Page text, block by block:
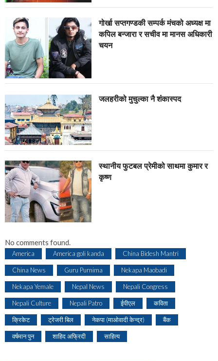
गोर्खा सप्तगण्डकी सम्पर्क मंचको अध्यक्ष मा
कपिल बन्जारा र सचीव मा मानस अधिकारी
चयन
जलहरीको मुचुल्का नै शंंकास्पद
स्थानीय फुटबल प्रेमीको साथमा कुमार र
कृष्ण
No comments found.
America America goli kanda China Bidesh Mantri
China News Guru Purnima Nekapa Maobadi
Nekapa Yemale Nepal News Nepali Congress
Nepali Culture Nepali Patro ईपीएल कविता
क्रिकेट ट्रेजरी बिल नेकपा (माओवादी केन्द्र) बैंक
वर्षमान पुन शाहिद अफ्रिदी साहित्य